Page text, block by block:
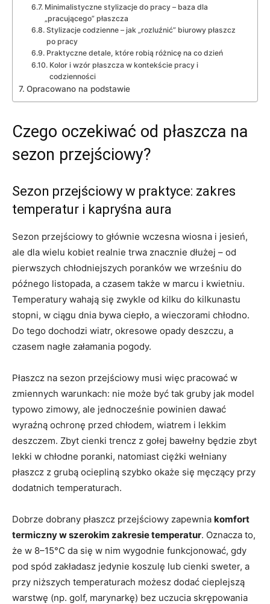
Minimalistyczne stylizacje do pracy – baza dla
„pracującego” płaszcza
Stylizacje codzienne – jak „rozluźnić” biurowy płaszcz
po pracy
Praktyczne detale, które robią różnicę na co dzień
Kolor i wzór płaszcza w kontekście pracy i
codzienności
Opracowano na podstawie
Czego oczekiwać od płaszcza na
sezon przejściowy?
Sezon przejściowy w praktyce: zakres
temperatur i kapryśna aura
Sezon przejściowy to głównie wczesna wiosna i jesień,
ale dla wielu kobiet realnie trwa znacznie dłużej – od
pierwszych chłodniejszych poranków we wrześniu do
późnego listopada, a czasem także w marcu i kwietniu.
Temperatury wahają się zwykle od kilku do kilkunastu
stopni, w ciągu dnia bywa ciepło, a wieczorami chłodno.
Do tego dochodzi wiatr, okresowe opady deszczu, a
czasem nagłe załamania pogody.
Płaszcz na sezon przejściowy musi więc pracować w
zmiennych warunkach: nie może być tak gruby jak model
typowo zimowy, ale jednocześnie powinien dawać
wyraźną ochronę przed chłodem, wiatrem i lekkim
deszczem. Zbyt cienki trencz z gołej bawełny będzie zbyt
lekki w chłodne poranki, natomiast ciężki wełniany
płaszcz z grubą ociepliną szybko okaże się męczący przy
dodatnich temperaturach.
Dobrze dobrany płaszcz przejściowy zapewnia komfort
termiczny w szerokim zakresie temperatur. Oznacza to,
że w 8–15°C da się w nim wygodnie funkcjonować, gdy
pod spód zakładasz jedynie koszulę lub cienki sweter, a
przy niższych temperaturach możesz dodać cieplejszą
warstwę (np. golf, marynarkę) bez uczucia skrępowania